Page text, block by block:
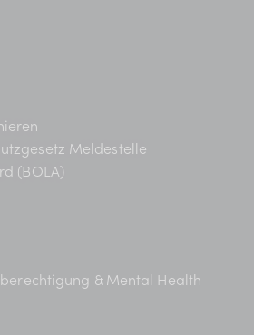
Meldestelle
(BOLA)
& Mental Health